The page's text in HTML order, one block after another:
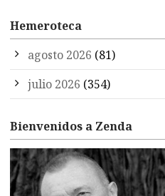
Hemeroteca
agosto 2026 (81)
julio 2026 (354)
Bienvenidos a Zenda